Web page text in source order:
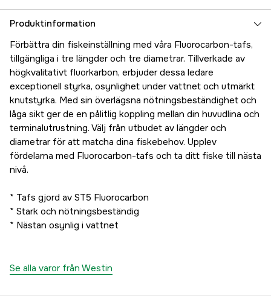
80 kr
Produktinformation
Förbättra din fiskeinställning med våra Fluorocarbon-tafs,
tillgängliga i tre längder och tre diametrar. Tillverkade av
högkvalitativt fluorkarbon, erbjuder dessa ledare
exceptionell styrka, osynlighet under vattnet och utmärkt
knutstyrka. Med sin överlägsna nötningsbeständighet och
låga sikt ger de en pålitlig koppling mellan din huvudlina och
terminalutrustning. Välj från utbudet av längder och
diametrar för att matcha dina fiskebehov. Upplev
fördelarna med Fluorocarbon-tafs och ta ditt fiske till nästa
nivå.
* Tafs gjord av ST5 Fluorocarbon
* Stark och nötningsbeständig
* Nästan osynlig i vattnet
Se alla varor från Westin